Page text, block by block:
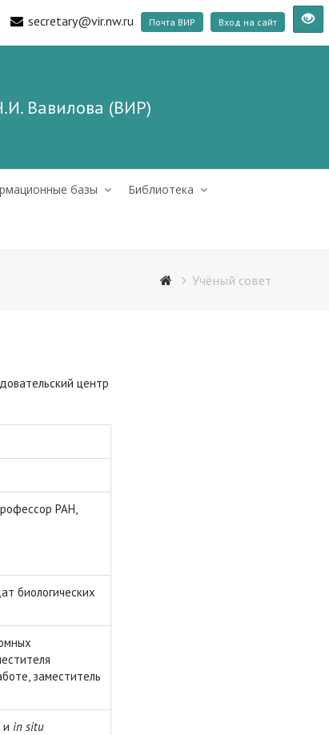
secretary@vir.nw.ru Почта ВИР Вход на сайт
Вавилова (ВИР)
базы Библиотека
Учёный совет
центр
РАН,
биологических
заместитель
и in situ